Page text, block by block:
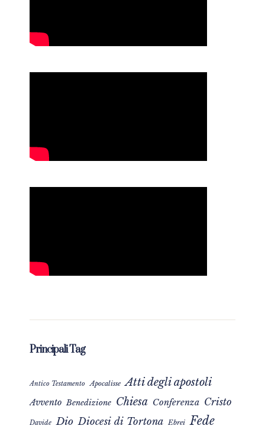
Principali Tag
Antico Testamento Apocalisse Atti degli apostoli
Avvento Benedizione Chiesa Conferenza Cristo
Davide Dio Diocesi di Tortona Ebrei Fede